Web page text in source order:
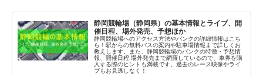
静岡競輪場（静岡県）の基本情報とライブ、開
催日程、場外発売、予想ほか
静岡競輪場へのアクセス方法やバンクの詳細情報はこち
ら！駅からの無料バスの案内や駐車場情報まで詳しくお
教えします。また、静岡競輪場のバンクの特徴・予想情
報、開催日程,場外発売まで網羅しているので、車券を購
入する際のヒントも満載です。過去のレース映像やライ
ブもお見逃しなく！